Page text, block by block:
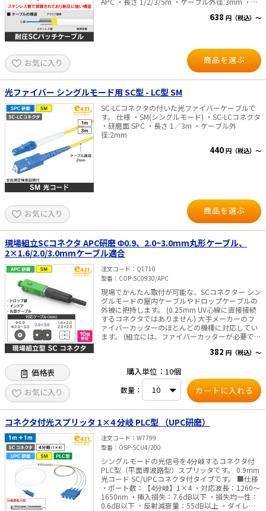
前測定を行い「挿入損失」「リターンロス」の測
638 円（税込）～
お気に入り 商品を選ぶ
光ファイバー シングルモード用 SC型 - LC型 SM
SC-LCコネクタの付いた光ファイバーケーブルで
す。 仕様 ・SM(シングルモード) ・SC-LCコネクタ
・研磨面 SPC ・長さ 1／3m ・ケーブル外
径:2mm
440 円（税込）～
お気に入り 商品を選ぶ
現場組立SCコネクタ APC研磨 Φ0.9、2.0~3.0mm丸形ケーブル、
2×1.6/2.0/3.0mmケーブル適合
注文コード
Q1710
型番
COP-SC0930/APC
現場でかんたん取付が可能な、SCコネクター シン
グルモードの屋内ケーブルやドロップケーブルの
外被に把持します。 (0.25mm UV心線に直接接続
するコネクタではありません) 大手メーカーのフ
ァイバーカッターのほとんどの機種に対応してい
ます。 (組立には、ファイバーカッターが必要で
ー固定具 ・ワイパー
382 円（税込）～
価格表
お気に入り
購入単位：10個
数量：
コネクタ付光スプリッタ 1×4 分岐 PLC型 （UPC研磨）
注文コード
W7799
型番
OSP-SCU4/200
シングルモードの光信号を4分岐するコネクタ付
PLC型（平面導波路型）スプリッタです。 0.9mm
光コード SC/UPCコネクタ付タイプです。 ■仕様
・ポート数：【4分岐】1×4 ・対応波長：1260～
1650nm ・挿入損失：7.6dB以下 ・損失均一性：
0.6dB以下 ・反射減衰量：55dB以上 ・ダイレク